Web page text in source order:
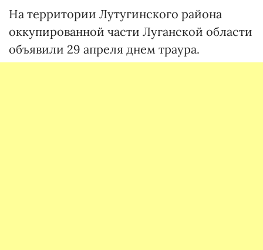
На территории Лутугинского района
оккупированной части Луганской области
объявили 29 апреля днем траура.